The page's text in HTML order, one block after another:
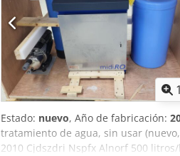
1
Estado: nuevo, Año de fabricación:
tratamiento de agua, sin usar
2010 Cjdszdri Nspfx Alnorf 500